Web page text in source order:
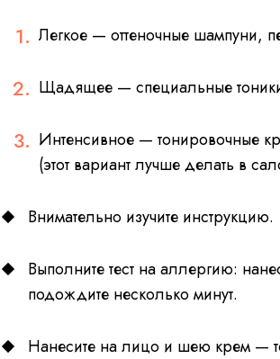
Легкое — оттеночные шампуни,
Щадящее — специальные
Интенсивное — тонировочные
(этот вариант лучше делать в
Внимательно изучите инструкцию.
Выполните тест на аллергию:
подождите несколько минут.
Нанесите на лицо и шею крем —